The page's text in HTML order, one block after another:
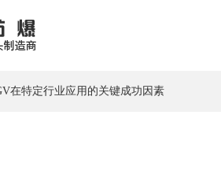
在特定行业应用的关键成功因素